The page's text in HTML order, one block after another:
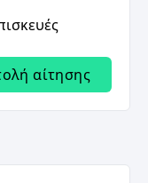
αίτησης